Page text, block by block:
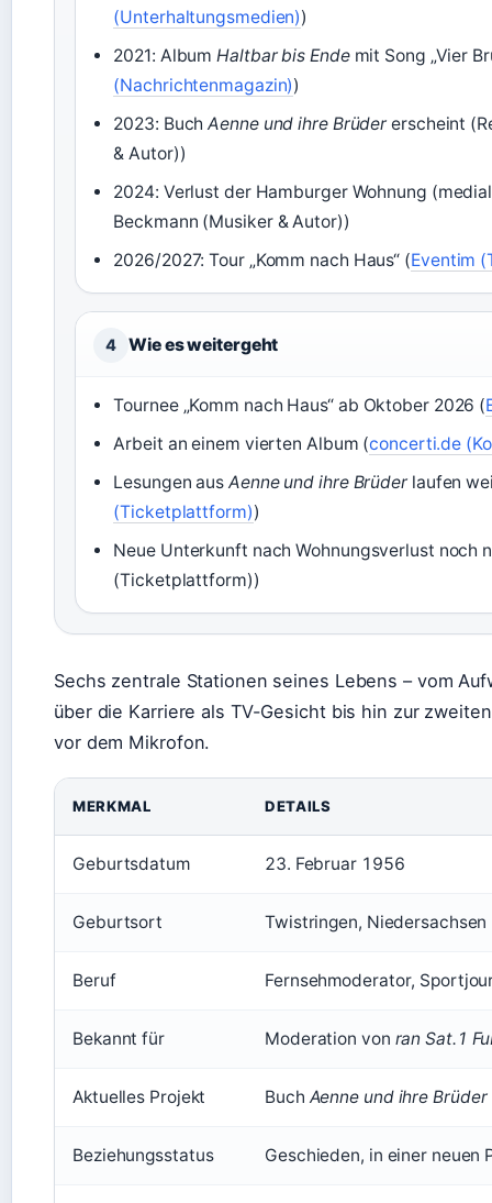
(Unterhaltungsmedien))
2021: AlbumHaltbar bis Endemit Song „Vier
(Nachrichtenmagazin))
2023: BuchAenne und ihre Brüder erscheint
& Autor))
2024: Verlust der Hamburger Wohnung
Beckmann (Musiker & Autor))
2026/2027: Tour „Komm nach Haus“ (Eventim
4 Wie es weitergeht
Tournee „Komm nach Haus“ ab Oktober 2026 (
Arbeit an einem vierten Album (concerti.de
Lesungen ausAenne und ihre Brüder laufen
(Ticketplattform))
Neue Unterkunft nach Wohnungsverlust noch
(Ticketplattform))
Sechs zentrale Stationen seines Lebens – vom
über die Karriere als TV-Gesicht bis hin zur
vor dem Mikrofon.
MERKMAL DETAILS
Geburtsdatum 23. Februar 1956
Geburtsort Twistringen, Niedersachsen
Beruf Fernsehmoderator,
Bekannt für Moderation von ran Sat.1
Aktuelles Projekt Buch Aenne und ihre Brüder
Beziehungsstatus Geschieden, in einer